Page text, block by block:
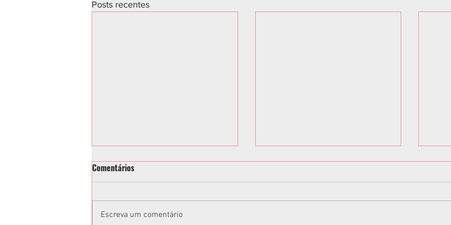
Posts recentes
Comentários
Escreva um comentário